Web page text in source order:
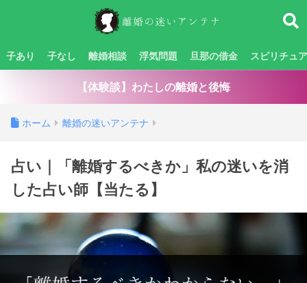
子あり 子なし 離婚相談 浮気問題 旦那の借金 スピリチュ
【体験談】わたしの離婚と後悔
ホーム 離婚の迷いアンテナ
占い｜「離婚するべきか」私の迷いを消
した占い師【当たる】